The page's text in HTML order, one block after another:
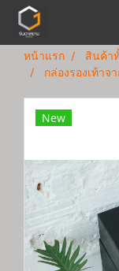
หน้าแรก สินค้า
กล่องรองเท้าจ
New